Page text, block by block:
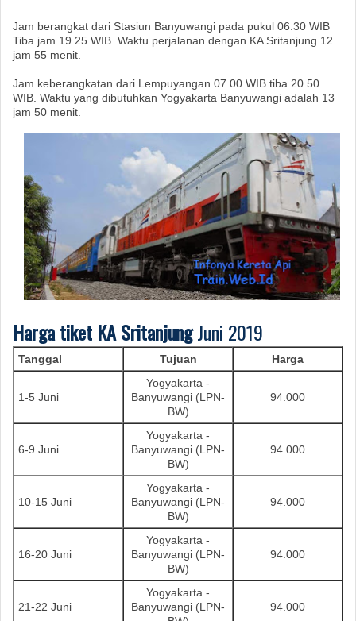
Jam berangkat dari Stasiun Banyuwangi pada pukul 06.30 WIB
Tiba jam 19.25 WIB. Waktu perjalanan dengan KA Sritanjung 12
jam 55 menit.
Jam keberangkatan dari Lempuyangan 07.00 WIB tiba 20.50
WIB. Waktu yang dibutuhkan Yogyakarta Banyuwangi adalah 13
jam 50 menit.
Harga tiket KASritanjungJuni 2019
Tanggal Tujuan Harga
1-5 Juni
Yogyakarta -
Banyuwangi (LPN-
BW)
94.000
6-9 Juni
Yogyakarta -
Banyuwangi (LPN-
BW)
94.000
10-15 Juni
Yogyakarta -
Banyuwangi (LPN-
BW)
94.000
16-20 Juni
Yogyakarta -
Banyuwangi (LPN-
BW)
94.000
21-22 Juni
Yogyakarta -
Banyuwangi (LPN-
94.000